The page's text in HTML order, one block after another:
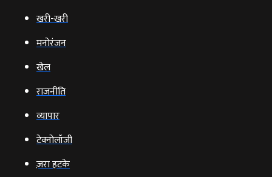
खरी-खरी
मनोरंजन
खेल
राजनीति
व्‍यापार
टेक्‍नोलॉजी
ज़रा हटके